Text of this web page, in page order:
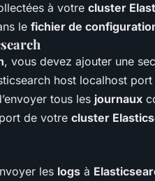
à votre cluster
le fichier de
, vous devez ajouter une
host localhost
tous les journaux
de votre cluster
les logs à